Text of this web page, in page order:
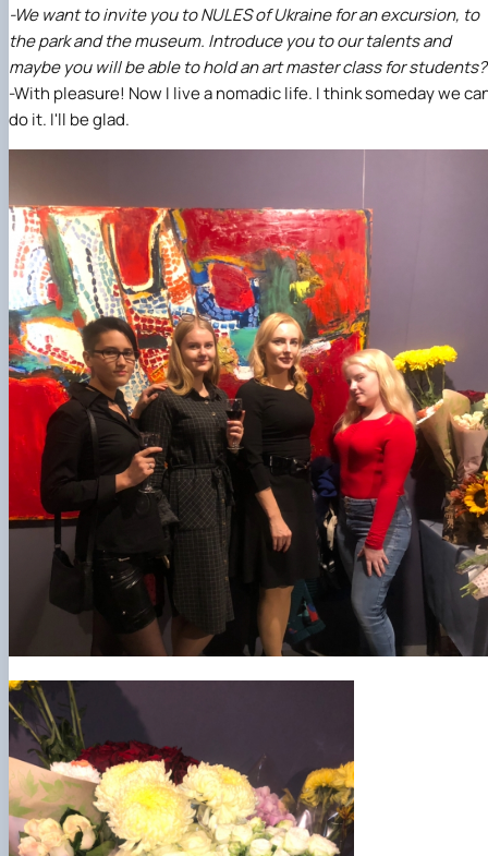
-We want to invite you to NULES of Ukraine for an excursion, to
the park and the museum. Introduce you to our talents and
maybe you will be able to hold an art master class for students?
-With pleasure! Now I live a nomadic life. I think someday we
do it. I'll be glad.